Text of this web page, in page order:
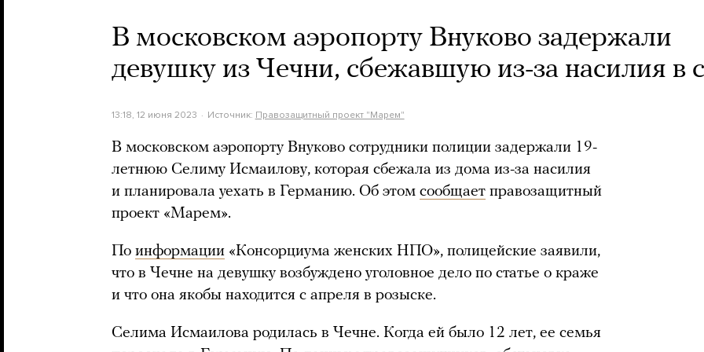
В московском аэропорту Внуково задержали
девушку из Чечни, сбежавшую из-за насилия в
13:18, 12 июня 2023 Источник: Правозащитный проект "Марем"
В московском аэропорту Внуково сотрудники полиции задержали 19-
летнюю Селиму Исмаилову, которая сбежала из дома из-за насилия
и планировала уехать в Германию. Об этом сообщает правозащитный
проект «Марем».
По информации «Консорциума женских НПО», полицейские заявили,
что в Чечне на девушку возбуждено уголовное дело по статье о краже
и что она якобы находится с апреля в розыске.
Селима Исмаилова родилась в Чечне. Когда ей было 12 лет, ее семья